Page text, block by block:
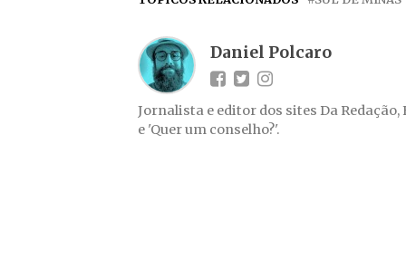
Daniel Polcaro
Jornalista e editor dos sites Da
e 'Quer um conselho?'.